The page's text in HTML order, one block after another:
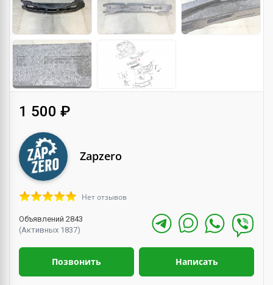
1 500 ₽
Zapzero
Нет отзывов
Объявлений 2843
(Активных 1837)
Позвонить Написать